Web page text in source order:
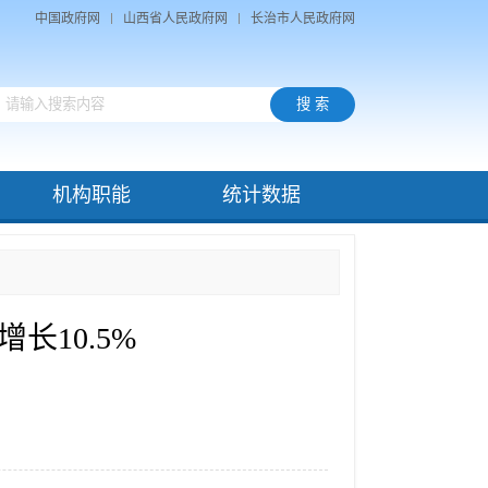
中国政府网 山西省人民政府网 长治市人民政府网
机构职能 统计数据
长10.5%